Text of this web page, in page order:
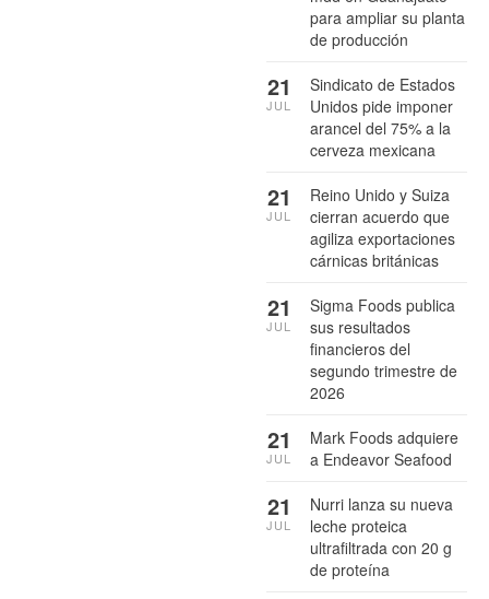
para ampliar su planta
de producción
Sindicato de Estados
Unidos pide imponer
arancel del 75% a la
cerveza mexicana
21
JUL
Reino Unido y Suiza
cierran acuerdo que
agiliza exportaciones
cárnicas británicas
21
JUL
Sigma Foods publica
sus resultados
financieros del
segundo trimestre de
2026
21
JUL
Mark Foods adquiere
a Endeavor Seafood
21
JUL
Nurri lanza su nueva
leche proteica
ultrafiltrada con 20 g
de proteína
21
JUL